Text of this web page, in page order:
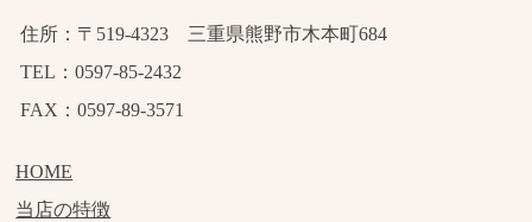
住所：〒519-4323 三重県熊野市木本町684
TEL：0597-85-2432
FAX：0597-89-3571
HOME
当店の特徴